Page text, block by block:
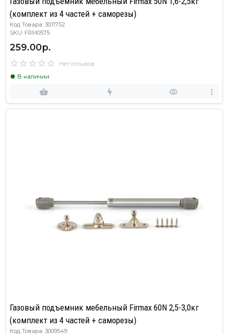
(комплект из 4 частей + саморезы)
Код Товара: 3011752
SKU: FRM0575
259.00р.
Нет отзывов
В наличии
Газовый подъемник мебельный Firmax 60N 2,5-3,0кг
(комплект из 4 частей + саморезы)
Код Товара: 3009549